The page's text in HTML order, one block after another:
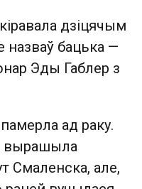
дзіцячым
бацька —
Эды Габлер з
ад раку.
вырашыла
Смаленска, але,